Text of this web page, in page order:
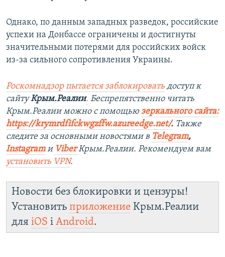
Однако, по данным западных разведок, российские
успехи на Донбассе ограничены и достигнуты
значительными потерями для российских войск
из-за сильного сопротивления Украины.
Роскомнадзор пытается заблокировать доступ к
сайтуКрым.Реалии. Беспрепятственно читать
Крым.Реалии можно с помощью зеркального сайта:
https://krymrdfifckwgzffw.azureedge.net/. ​ Также
следите за основными новостями в Telegram,
Instagram и ViberКрым.Реалии. Рекомендуем вам
установить VPN.
Новости без блокировки и цензуры!
Установить приложение Крым.Реалии
для iOS і Android.